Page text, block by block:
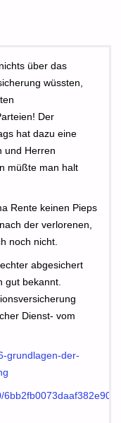
über das
wüssten,
Der
hat dazu eine
und Herren
müßte man halt
Rente keinen Pieps
der verlorenen,
noch nicht.
abgesichert
gut bekannt.
Dienst- vom
grundlagen-der-